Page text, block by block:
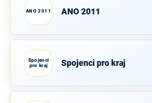
ANO 2011 ANO 2011
Spojenci
pro kraj
Spojenci pro kraj